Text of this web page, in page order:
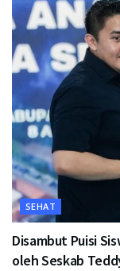
SEHAT
Disambut Puisi
oleh Seskab